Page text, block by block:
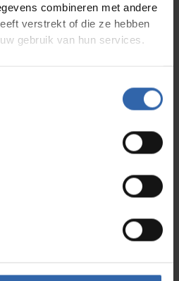
combineren met andere
verstrekt of die ze hebben
gebruik van hun services.